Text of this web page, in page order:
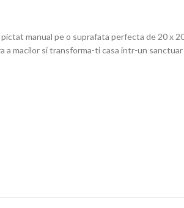
manual pe o suprafata perfecta de 20 x
macilor si transforma-ti casa intr-un sanctuar